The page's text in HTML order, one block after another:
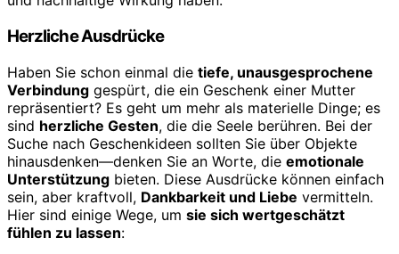
Herzliche Ausdrücke
Haben Sie schon einmal die tiefe, unausgesprochene
Verbindung gespürt, die ein Geschenk einer Mutter
repräsentiert? Es geht um mehr als materielle Dinge; es
sind herzliche Gesten, die die Seele berühren. Bei der
Suche nach Geschenkideen sollten Sie über Objekte
hinausdenken—denken Sie an Worte, die emotionale
Unterstützung bieten. Diese Ausdrücke können einfach
sein, aber kraftvoll, Dankbarkeit und Liebe vermitteln.
Hier sind einige Wege, um sie sich wertgeschätzt
fühlen zu lassen: